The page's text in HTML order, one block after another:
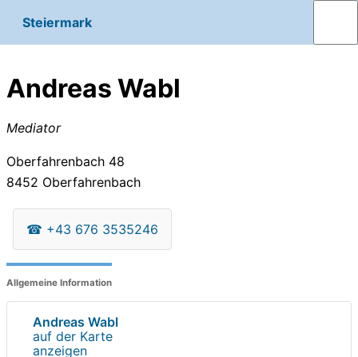
Steiermark
Andreas Wabl
Mediator
Oberfahrenbach 48
8452 Oberfahrenbach
☎ +43 676 3535246
Allgemeine Information
Andreas Wabl
auf der Karte
anzeigen